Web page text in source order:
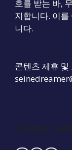
호를 받는 바,
지합니다. 이
니다.
콘텐츠 제휴 및
Contact :